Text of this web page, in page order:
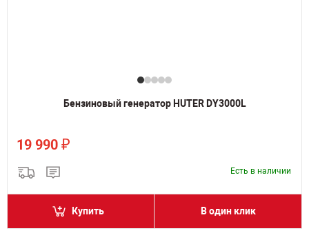
Бензиновый генератор HUTER DY3000L
19 990 ₽
Есть в наличии
Купить В один клик